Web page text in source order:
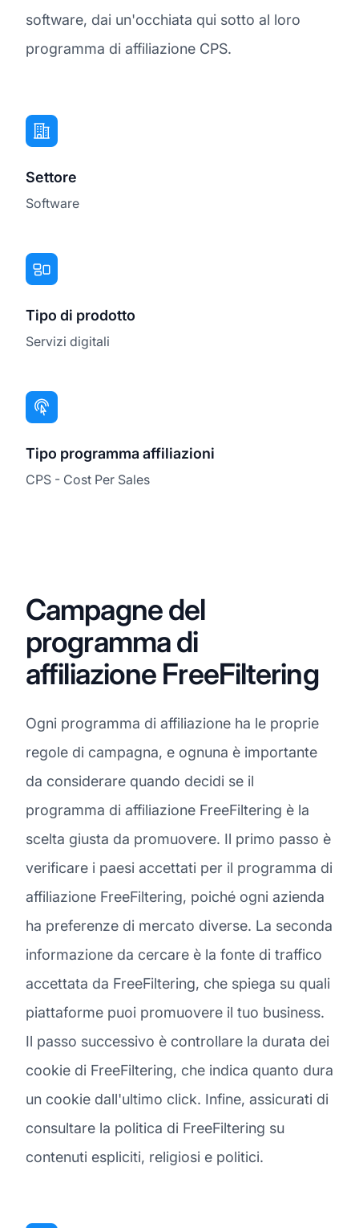
software, dai un'occhiata qui sotto al loro
programma di affiliazione CPS.
Settore
Software
Tipo di prodotto
Servizi digitali
Tipo programma affiliazioni
CPS - Cost Per Sales
Campagne del
programma di
affiliazione FreeFiltering
Ogni programma di affiliazione ha le proprie
regole di campagna, e ognuna è importante
da considerare quando decidi se il
programma di affiliazione FreeFiltering è la
scelta giusta da promuovere. Il primo passo è
verificare i paesi accettati per il programma di
affiliazione FreeFiltering, poiché ogni azienda
ha preferenze di mercato diverse. La seconda
informazione da cercare è la fonte di traffico
accettata da FreeFiltering, che spiega su quali
piattaforme puoi promuovere il tuo business.
Il passo successivo è controllare la durata dei
cookie di FreeFiltering, che indica quanto dura
un cookie dall'ultimo click. Infine, assicurati di
consultare la politica di FreeFiltering su
contenuti espliciti, religiosi e politici.